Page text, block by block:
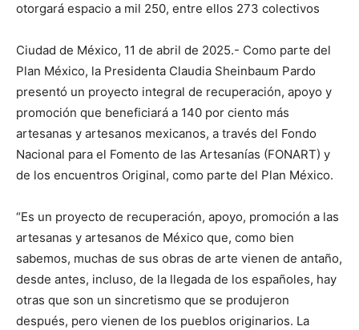
otorgará espacio a mil 250, entre ellos 273 colectivos
Ciudad de México, 11 de abril de 2025.- Como parte del
Plan México, la Presidenta Claudia Sheinbaum Pardo
presentó un proyecto integral de recuperación, apoyo y
promoción que beneficiará a 140 por ciento más
artesanas y artesanos mexicanos, a través del Fondo
Nacional para el Fomento de las Artesanías (FONART) y
de los encuentros Original, como parte del Plan México.
“Es un proyecto de recuperación, apoyo, promoción a las
artesanas y artesanos de México que, como bien
sabemos, muchas de sus obras de arte vienen de antaño,
desde antes, incluso, de la llegada de los españoles, hay
otras que son un sincretismo que se produjeron
después, pero vienen de los pueblos originarios. La